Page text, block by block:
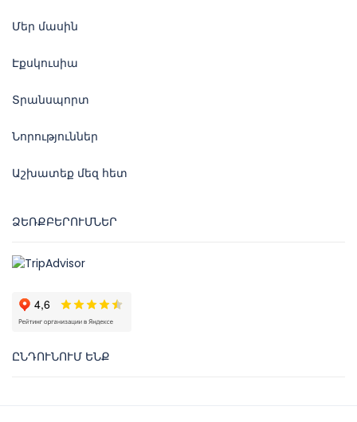
Մեր մասին
Էքսկուսիա
Տրանսպորտ
Նորություններ
Աշխատեք մեզ հետ
ՁԵՌՔԲԵՐՈՒՄՆԵՐ
ԸՆԴՈՒՆՈՒՄ ԵՆՔ